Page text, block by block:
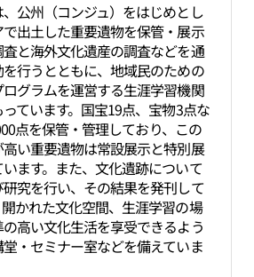
公州（コンジュ）をはじめとし
出土した重要遺物を保管・展示
と海外文化遺産の調査などを通
行うとともに、地域民のための
グラムを運営する生涯学習機関
ています。国宝19点、宝物3点な
点を保管・管理しており、この
い重要遺物は常設展示と特別展
ます。また、文化遺跡について
究を行い、その結果を発刊して
かれた文化空間、生涯学習の場
高い文化生活を享受できるよう
・セミナー室などを備えていま